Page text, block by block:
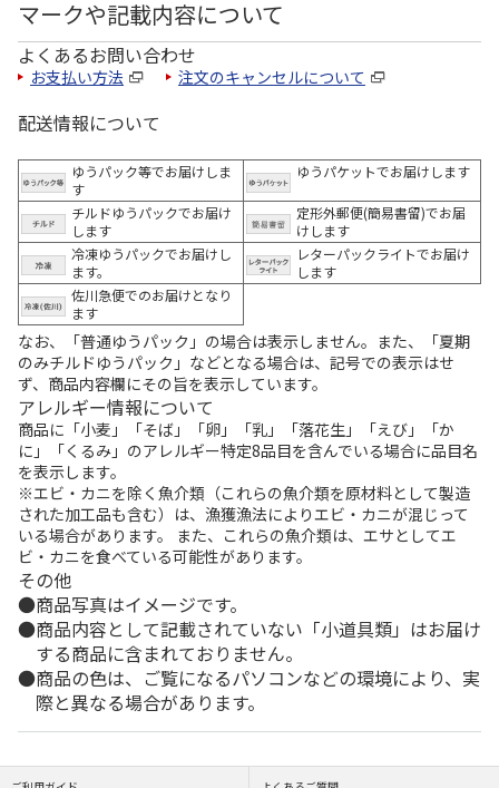
マークや記載内容について
よくあるお問い合わせ
お支払い方法 注文のキャンセルについて
配送情報について
ゆうパック等でお届けしま
す
ゆうパケットでお届けします
チルドゆうパックでお届け
します
定形外郵便(簡易書留)でお届
けします
冷凍ゆうパックでお届けし
ます。
レターパックライトでお届け
します
佐川急便でのお届けとなり
ます
なお、「普通ゆうパック」の場合は表示しません。また、「夏期
のみチルドゆうパック」などとなる場合は、記号での表示はせ
ず、商品内容欄にその旨を表示しています。
アレルギー情報について
商品に「小麦」「そば」「卵」「乳」「落花生」「えび」「か
に」「くるみ」のアレルギー特定8品目を含んでいる場合に品目名
を表示します。
※エビ・カニを除く魚介類（これらの魚介類を原材料として製造
された加工品も含む）は、漁獲漁法によりエビ・カニが混じって
いる場合があります。 また、これらの魚介類は、エサとしてエ
ビ・カニを食べている可能性があります。
その他
商品写真はイメージです。
商品内容として記載されていない「小道具類」はお届け
する商品に含まれておりません。
商品の色は、ご覧になるパソコンなどの環境により、実
際と異なる場合があります。